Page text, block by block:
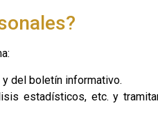
del boletín informativo.
estadísticos, etc. y